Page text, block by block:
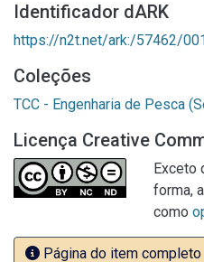
Identificador dARK
https://n2t.net/ark:/57462/
Coleções
TCC - Engenharia de Pesca
Licença Creative
Exceto
forma,
como
Página do item completo